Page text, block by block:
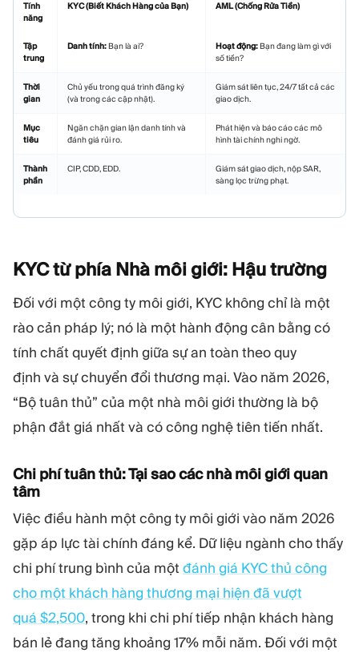
Tính
năng
KYC (Biết Khách Hàng của Bạn) AML (Chống Rửa Tiền)
Tập
trung
Danh tính: Bạn là ai? Hoạt động: Bạn đang làm gì với
số tiền?
Thời
gian
Chủ yếu trong quá trình đăng ký
(và trong các cập nhật).
Giám sát liên tục, 24/7 tất cả các
giao dịch.
Mục
tiêu
Ngăn chặn gian lận danh tính và
đánh giá rủi ro.
Phát hiện và báo cáo các mô
hình tài chính nghi ngờ.
Thành
phần
CIP, CDD, EDD.
Giám sát giao dịch, nộp SAR,
sàng lọc trừng phạt.
KYC từ phía Nhà môi giới: Hậutrường
Đối với một công ty môi giới, KYC không chỉ là một
rào cản pháp lý; nó là một hành động cân bằng có
tính chất quyết định giữa sự an toàn theo quy
định và sự chuyển đổi thương mại. Vào năm 2026,
“Bộ tuân thủ” của một nhà môi giới thường là bộ
phận đắt giá nhất và có công nghệ tiên tiến nhất.
Chi phí tuân thủ: Tại sao các nhà môi giới quan
tâm
Việc điều hành một công ty môi giới vào năm 2026
gặp áp lực tài chính đáng kể. Dữ liệu ngành cho thấy
chi phí trung bình của một đánh giá KYC thủ công
cho một khách hàng thương mại hiện đã vượt
quá $2,500, trong khi chi phí tiếp nhận khách hàng
bán lẻ đang tăng khoảng 17% mỗi năm. Đối với một